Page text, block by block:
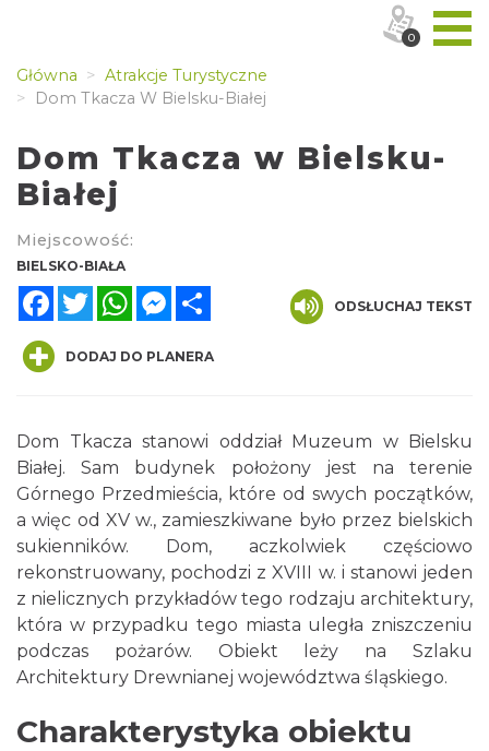
Główna
Atrakcje Turystyczne
Dom Tkacza W Bielsku-Białej
Dom Tkacza w Bielsku-
Białej
Miejscowość:
BIELSKO-BIAŁA
FacebookTwitterWhatsAppMessenger
ODSŁUCHAJ TEKST
DODAJ DO PLANERA
Dom Tkacza stanowi oddział Muzeum w Bielsku
Białej. Sam budynek położony jest na terenie
Górnego Przedmieścia, które od swych początków,
a więc od XV w., zamieszkiwane było przez bielskich
sukienników. Dom, aczkolwiek częściowo
rekonstruowany, pochodzi z XVIII w. i stanowi jeden
z nielicznych przykładów tego rodzaju architektury,
która w przypadku tego miasta uległa zniszczeniu
podczas pożarów. Obiekt leży na Szlaku
Architektury Drewnianej województwa śląskiego.
Charakterystyka obiektu
0